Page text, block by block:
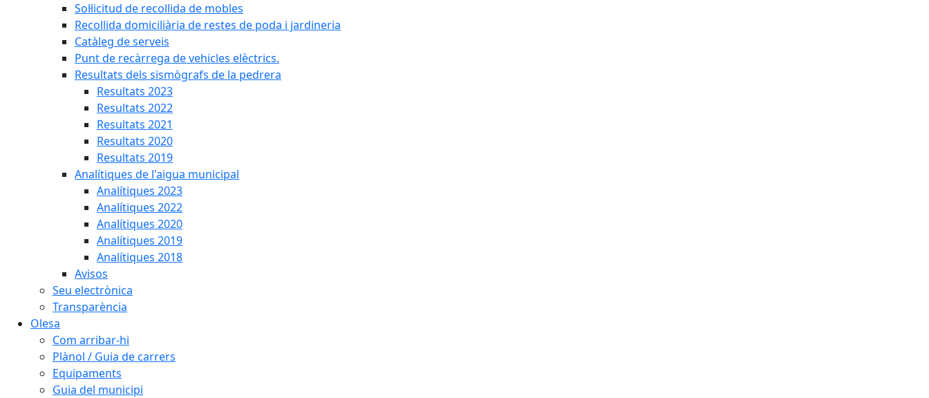
Sol·licitud de recollida de mobles
Recollida domiciliària de restes de poda i jardineria
Catàleg de serveis
Punt de recàrrega de vehicles elèctrics.
Resultats dels sismògrafs de la pedrera
Resultats 2023
Resultats 2022
Resultats 2021
Resultats 2020
Resultats 2019
Analítiques de l'aigua municipal
Analítiques 2023
Analítiques 2022
Analítiques 2020
Analítiques 2019
Analítiques 2018
Avisos
Seu electrònica
Transparència
Olesa
Com arribar-hi
Plànol / Guia de carrers
Equipaments
Guia del municipi